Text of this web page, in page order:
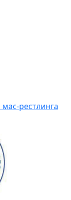
рестлинга